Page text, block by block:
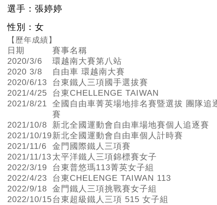
選手：張婷婷
性別：女
【歷年成績】
日期
賽事名稱
2020/3/6
環越南大賽第八站
2020 3/8
自由車 環越南大賽
2020/6/13
台東鐵人三項國手選拔賽
2021/4/25
台東CHELLENGE TAIWAN
2021/8/21
全國自由車菁英場地排名賽暨選拔 團隊追
賽
2021/10/8
新北全國運動會自由車場地賽個人追逐賽
2021/10/19新北全國運動會自由車個人計時賽
2021/11/6
金門國際鐵人三項賽
2021/11/13 太平洋鐵人三項錦標賽女子
2022/3/19
台東普悠瑪113菁英女子組
2022/4/23
台東CHELENGE TAIWAN 113
2022/9/18
金門鐵人三項挑戰賽女子組
2022/10/15台東超級鐵人三項 515 女子組